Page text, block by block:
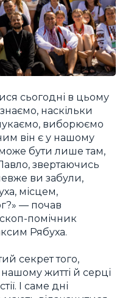
сьогодні в цьому
наскільки
виборюємо
він є у нашому
бути лише там,
звертаючись
ви забули,
місцем,
— почав
помічник
Рябуха.
секрет того,
житті й серці
І саме дні